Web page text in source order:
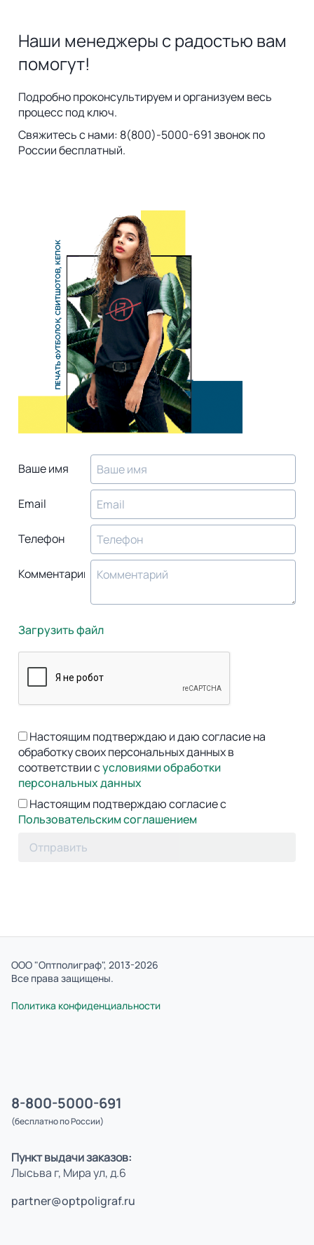
Наши менеджеры с радостью вам
помогут!
Подробно проконсультируем и организуем весь
процесс под ключ.
Свяжитесь с нами: 8(800)-5000-691 звонок по
России бесплатный.
Ваше имя
Email
Телефон
Комментарий
Загрузить файл
Настоящим подтверждаю и даю согласие на
обработку своих персональных данных в
соответствии сусловиями обработки
персональных данных
Настоящим подтверждаю согласие с
Пользовательским соглашением
Отправить
ООО "Оптполиграф", 2013-2026
Все права защищены.
Политика конфиденциальности
8-800-5000-691
(бесплатно по России)
Пункт выдачи заказов:
Лысьва г, Мира ул, д.6
partner@optpoligraf.ru